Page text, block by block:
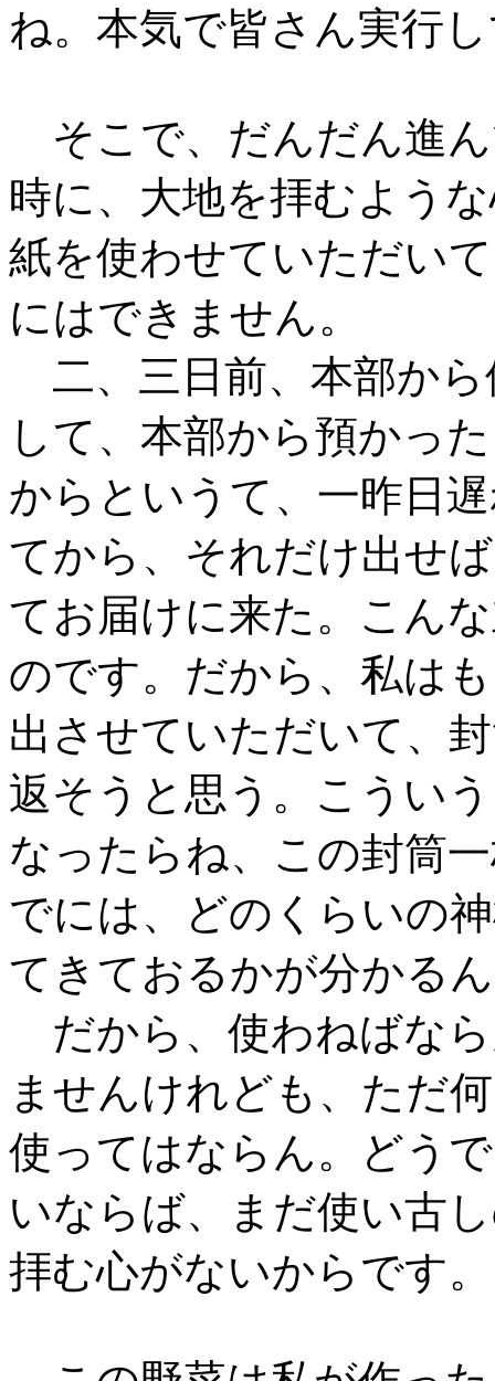
ね。本気で皆さん実行
そこで、だんだん進
時に、大地を拝むよう
紙を使わせていただい
にはできません。
二、三日前、本部か
して、本部から預かっ
からというて、一昨日
てから、それだけ出せ
てお届けに来た。こん
のです。だから、私は
出させていただいて、
返そうと思う。こうい
なったらね、この封筒
でには、どのくらいの
てきておるかが分かる
だから、使わねばな
ませんけれども、ただ
使ってはならん。どう
いならば、まだ使い古
拝む心がないからです。